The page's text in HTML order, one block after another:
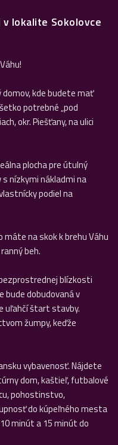
lokalite Sokolovce
kde budete mať
potrebné „pod
okr. Piešťany, na ulici
plocha pre útulný
nízkymi nákladmi na
podiel na
máte na skok k brehu Váhu
beh.
blízkosti
bude dobudovaná v
uľahčí štart stavby.
žumpy, keďže
vybavenosť. Nájdete
dom, kaštieľ, futbalové
pohostinstvo,
do kúpeľného mesta
minút a 15 minút do